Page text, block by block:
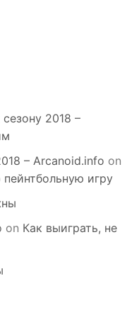
2018 –
– Arcanoid.info on
игру
on Как выиграть, не